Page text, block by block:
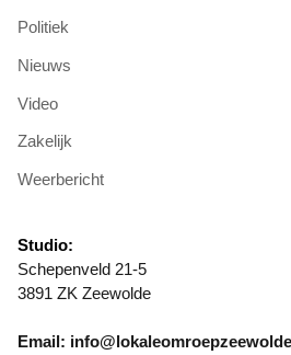
Politiek
Nieuws
Video
Zakelijk
Weerbericht
Studio:
Schepenveld 21-5
3891 ZK Zeewolde
Email: